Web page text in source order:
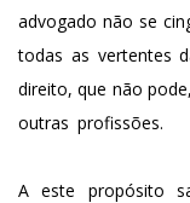
advogado não se
todas as vertentes
direito, que não
A este propósito